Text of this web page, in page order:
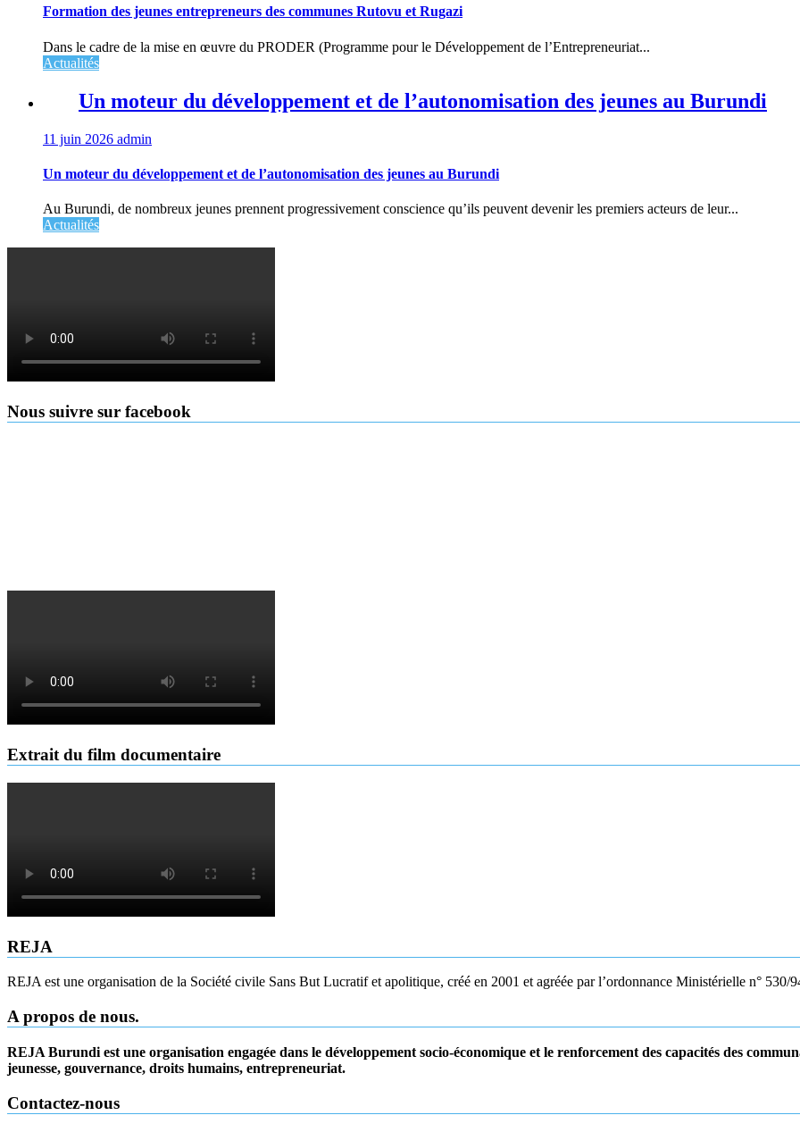
Formation des jeunes entrepreneurs des communes Rutovu et Rugazi
Dans le cadre de la mise en œuvre du PRODER (Programme pour le Développement de l’Entrepreneuriat...
Actualités
Un moteur du développement et de l’autonomisation des jeunes au Burundi
11 juin 2026 admin
Un moteur du développement et de l’autonomisation des jeunes au Burundi
Au Burundi, de nombreux jeunes prennent progressivement conscience qu’ils peuvent devenir les premiers acteurs de leur...
Actualités
Nous suivre sur facebook
Extrait du film documentaire
REJA
REJA est une organisation de la Société civile Sans But Lucratif et apolitique, créé en 2001 et agréée par l’ordonnance Ministérielle n°
A propos de nous.
REJA Burundi est une organisation engagée dans le développement socio-économique et le renforcement des capacités des
jeunesse, gouvernance, droits humains, entrepreneuriat.
Contactez-nous